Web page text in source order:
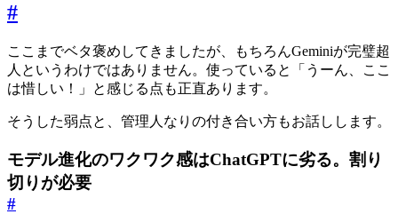
#
ここまでベタ褒めしてきましたが、もちろんGeminiが完璧超
人というわけではありません。使っていると「うーん、ここ
は惜しい！」と感じる点も正直あります。
そうした弱点と、管理人なりの付き合い方もお話しします。
モデル進化のワクワク感はChatGPTに劣る。割り
切りが必要
#